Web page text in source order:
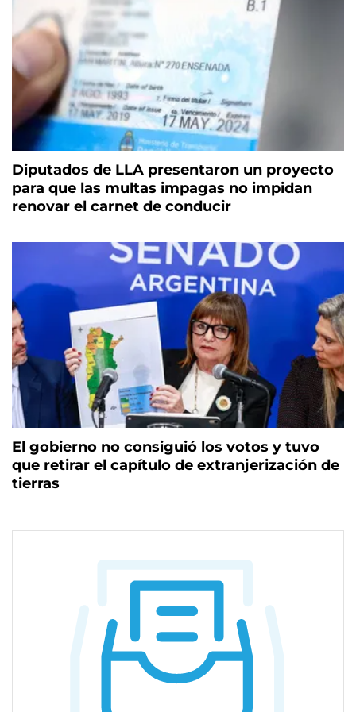
Diputados de LLA presentaron un proyecto
para que las multas impagas no impidan
renovar el carnet de conducir
El gobierno no consiguió los votos y tuvo
que retirar el capítulo de extranjerización de
tierras